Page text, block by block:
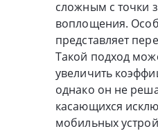
сложным с точки
воплощения.
представляет
Такой подход
увеличить
однако он не
касающихся
мобильных